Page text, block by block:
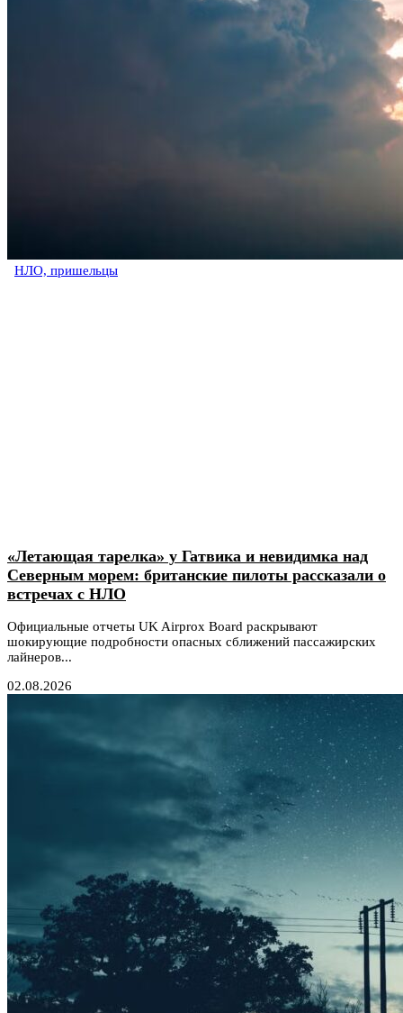
НЛО, пришельцы
«Летающая тарелка» у Гатвика и невидимка над
Северным морем: британские пилоты рассказали о
встречах с НЛО
Официальные отчеты UK Airprox Board раскрывают
шокирующие подробности опасных сближений пассажирских
лайнеров...
02.08.2026